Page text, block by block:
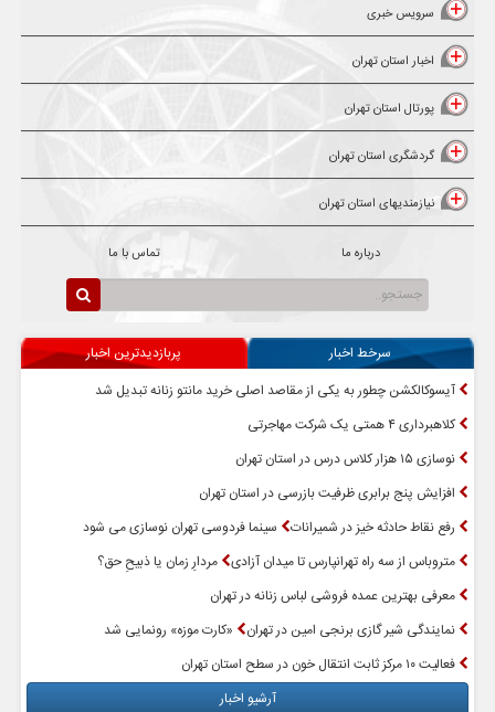
سرویس خبری
اخبار استان تهران
پورتال استان تهران
گردشگری استان تهران
نیازمندیهای استان تهران
درباره ما تماس با ما
سرخط اخبار
پربازدیدترین اخبار
آیسوکالکشن چطور به یکی از مقاصد اصلی خرید مانتو زنانه تبدیل شد
کلاهبرداری ۴ همتی یک شرکت مهاجرتی
نوسازی ۱۵ هزار کلاس درس در استان تهران
افزایش پنج برابری ظرفیت بازرسی در استان تهران
رفع نقاط حادثه خیز در شمیرانات
سینما فردوسی تهران نوسازی می شود
متروباس از سه راه تهرانپارس تا میدان آزادی مردارِ زمان یا ذبیحِ حق؟
معرفی بهترین عمده فروشی لباس زنانه در تهران
نمایندگی شیر گازی برنجی امین در تهران
«کارت موزه» رونمایی شد
فعالیت ۱۰ مرکز ثابت انتقال خون در سطح استان تهران
آرشیو اخبار